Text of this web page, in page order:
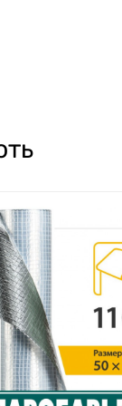
мы открыли
выборе